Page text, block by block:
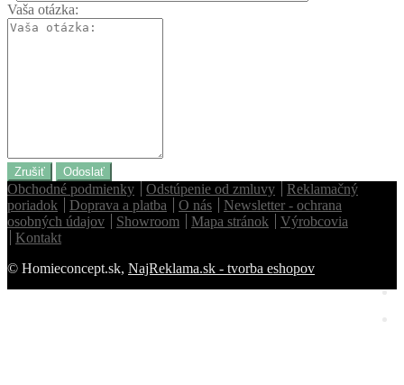
Vaša otázka:
Zrušiť Odoslať
Obchodné podmienky Odstúpenie od zmluvy
Reklamačný
poriadok
Doprava a platba O nás
Newsletter - ochrana
osobných údajov
Showroom Mapa stránok
Výrobcovia
Kontakt
© Homieconcept.sk, NajReklama.sk - tvorba eshopov
Homie Asistent
ODBORNÝ PORADCA